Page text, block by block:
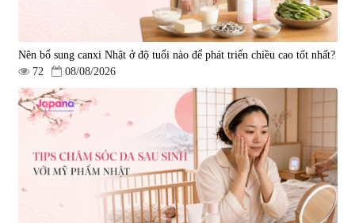
Nên bổ sung canxi Nhật ở độ tuổi nào để phát triển chiều cao tốt nhất?
72
08/08/2026